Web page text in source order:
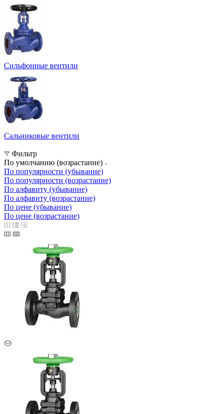
Сильфонные вентили
Сальниковые вентили
Фильтр
По умолчанию (возрастание)
По популярности (убывание)
По популярности (возрастание)
По алфавиту (убывание)
По алфавиту (возрастание)
По цене (убывание)
По цене (возрастание)